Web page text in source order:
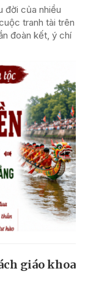
đời của nhiều
tranh tài trên
đoàn kết, ý chí
giáo khoa